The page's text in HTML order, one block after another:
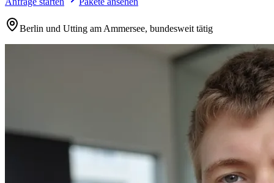
Berlin und Utting am Ammersee, bundesweit tätig